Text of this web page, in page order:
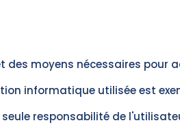
des moyens nécessaires pour
informatique utilisée est
responsabilité de